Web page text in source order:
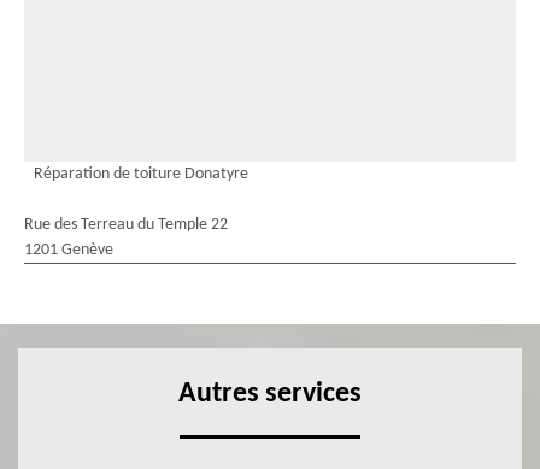
Réparation de toiture Donatyre
Rue des Terreau du Temple 22
1201 Genève
Autres services